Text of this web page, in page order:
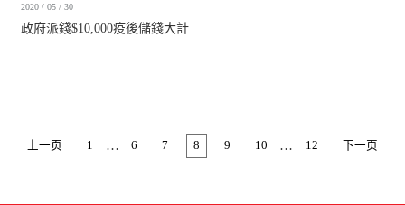
2020 / 05 / 30
政府派錢$10,000疫後儲錢大計
上一页 1 … 6 7 8 9 10 … 12 下一页